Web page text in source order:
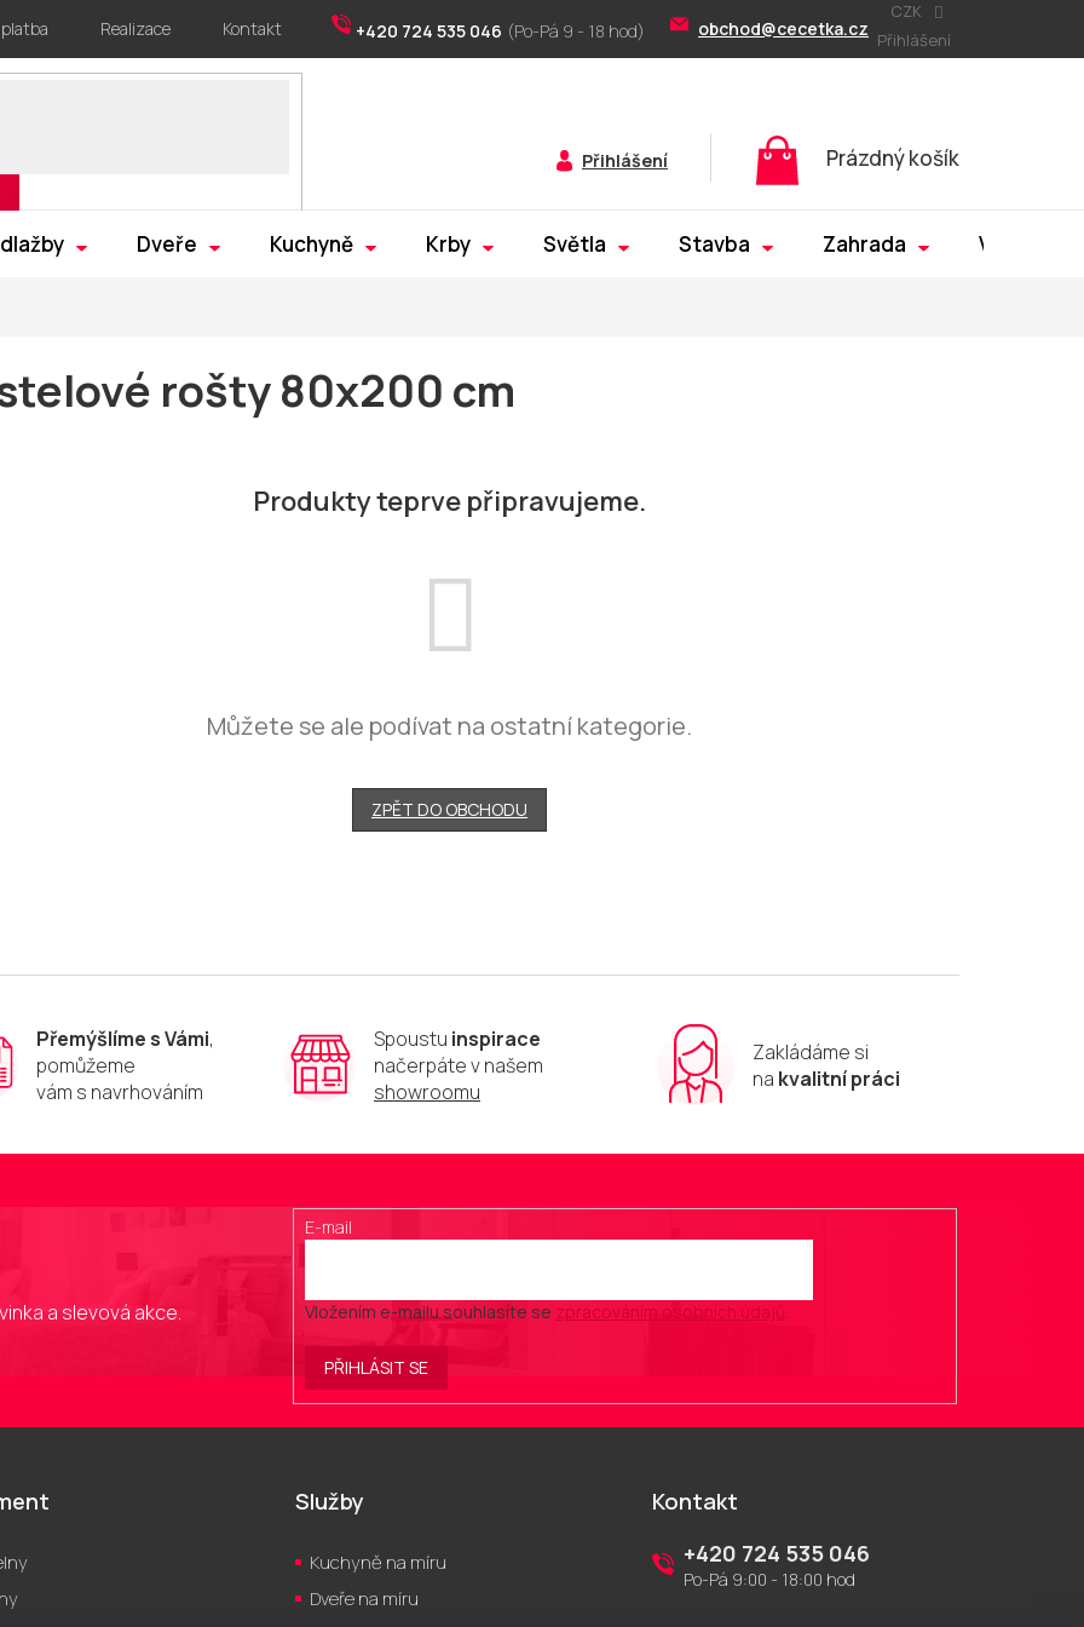
+420 724 535 046 obchod@cecetka.cz
Realizace Kontakt
CZK
Přihlášení
Přihlášení
Nákupní
košík
Prázdný košík
Dveře Kuchyně Krby Světla Stavba Zahrada Výprodej
rošty 80x200 cm
Produkty teprve připravujeme.
Můžete se ale podívat na ostatní kategorie.
ZPĚT DO OBCHODU
Přemýšlíme s Vámi,
pomůžeme
vám s navrhováním
Spoustu inspirace
načerpáte v našem
showroomu
Zakládáme si
na kvalitní práci
a slevová akce.
E-mail
Vložením e-mailu souhlasíte se zpracováním osobních údajů.
PŘIHLÁSIT SE
Služby
Kuchyně na míru
Dveře na míru
Kontakt
+420 724 535 046
Po-Pá 9:00 - 18:00 hod